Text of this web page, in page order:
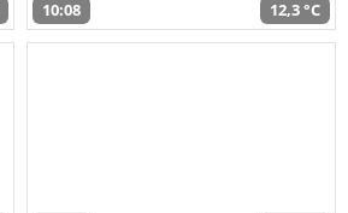
10:08 12,3 °C